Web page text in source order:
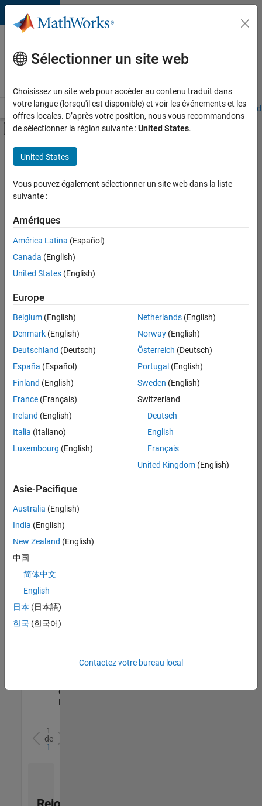
Passer au contenu
Votre
carrière
chez
Accueil Explorer nos opportunités Adresses de nos bureaux
Activer/désactiver l'affichage du menu
Contenu principal
FILTRER PAR
Programme destiné aux nouvelles carrières (EDG)
Support avancé
Globalisation
Enregistrer
sélectionnées
Les
descriptions
poste
n’ont
pas
été
traduites.
Effectuez
lieu
pour
l’ensemble
des
opportunités
votre
région.
Senior Software Quality Engineer
Senior
Engineer
qualité |
Expérimenté(e)
1
de
1
Sélectionner un site web
Choisissez un site web pour accéder au contenu traduit dans
votre langue (lorsqu'il est disponible) et voir les événements et les
offres locales. D’après votre position, nous vous recommandons
de sélectionner la région suivante :United States.
United States
Vous pouvez également sélectionner un site web dans la liste
suivante :
Amériques
América Latina (Español)
Canada (English)
United States (English)
Europe
Belgium (English)
Denmark (English)
Deutschland (Deutsch)
España (Español)
Finland (English)
France (Français)
Ireland (English)
Italia (Italiano)
Luxembourg (English)
Netherlands(English)
Norway(English)
Österreich (Deutsch)
Portugal (English)
Sweden (English)
Switzerland
Deutsch
English
Français
United Kingdom(English)
Asie-Pacifique
Australia (English)
India (English)
New Zealand (English)
中国
简体中文
English
日本 (日本語)
한국 (한국어)
Contactez votre bureau local